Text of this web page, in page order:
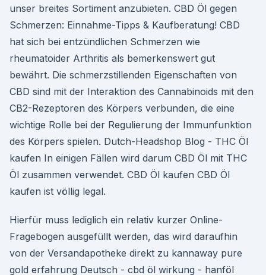
unser breites Sortiment anzubieten. CBD Öl gegen
Schmerzen: Einnahme-Tipps & Kaufberatung! CBD
hat sich bei entzündlichen Schmerzen wie
rheumatoider Arthritis als bemerkenswert gut
bewährt. Die schmerzstillenden Eigenschaften von
CBD sind mit der Interaktion des Cannabinoids mit den
CB2-Rezeptoren des Körpers verbunden, die eine
wichtige Rolle bei der Regulierung der Immunfunktion
des Körpers spielen. Dutch-Headshop Blog - THC Öl
kaufen In einigen Fällen wird darum CBD Öl mit THC
Öl zusammen verwendet. CBD Öl kaufen CBD Öl
kaufen ist völlig legal.
Hierfür muss lediglich ein relativ kurzer Online-
Fragebogen ausgefüllt werden, das wird daraufhin
von der Versandapotheke direkt zu kannaway pure
gold erfahrung Deutsch - cbd öl wirkung - hanföl